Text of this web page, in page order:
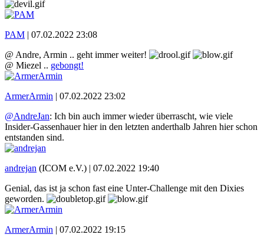
PAM | 07.02.2022 23:08
@ Andre, Armin .. geht immer weiter!
@ Miezel .. gebongt!
ArmerArmin | 07.02.2022 23:02
@AndreJan: Ich bin auch immer wieder überrascht, wie viele
Insider-Gassenhauer hier in den letzten anderthalb Jahren hier schon
entstanden sind.
andrejan (ICOM e.V.) | 07.02.2022 19:40
Genial, das ist ja schon fast eine Unter-Challenge mit den Dixies
geworden.
ArmerArmin | 07.02.2022 19:15